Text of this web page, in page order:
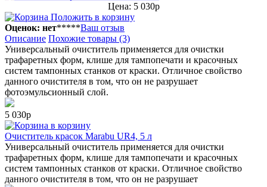
Цена: 5 030р
Положить в корзину
Оценок: нет*****Ваш отзыв
Описание Похожие товары (3)
Универсальный очиститель применяется для очистки
трафаретных форм, клише для тампопечати и красочных
систем тампонных станков от краски. Отличное свойство
данного очистителя в том, что он не разрушает
фотоэмульсионный слой.
5 030р
в корзину
Очиститель красок Marabu UR4, 5 л
Универсальный очиститель применяется для очистки
трафаретных форм, клише для тампопечати и красочных
систем тампонных станков от краски. Отличное свойство
данного очистителя в том, что он не разрушает